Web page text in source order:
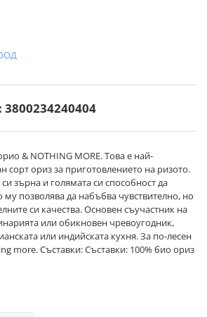
& NOTHING MORE. Това е най-
сорт ориз за приготовлението на ризото.
зърна и голямата си способност да
му позволява да набъбва чувствително, но
си качества. Основен съучастник на
или обикновен чревоугодник,
или индийската кухня. За по-лесен
more. Съставки: Съставки: 100% био ориз